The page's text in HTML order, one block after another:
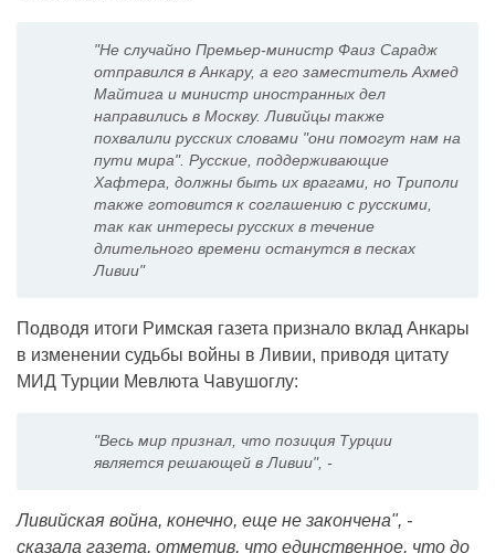
"Не случайно Премьер-министр Фаиз Сарадж
отправился в Анкару, а его заместитель Ахмед
Майтига и министр иностранных дел
направились в Москву. Ливийцы также
похвалили русских словами "они помогут нам на
пути мира". Русские, поддерживающие
Хафтера, должны быть их врагами, но Триполи
также готовится к соглашению с русскими,
так как интересы русских в течение
длительного времени останутся в песках
Ливии"
Подводя итоги Римская газета признало вклад Анкары
в изменении судьбы войны в Ливии, приводя цитату
МИД Турции Мевлюта Чавушоглу:
"Весь мир признал, что позиция Турции
является решающей в Ливии", -
Ливийская война, конечно, еще не закончена", -
сказала газета, отметив, что единственное, что до